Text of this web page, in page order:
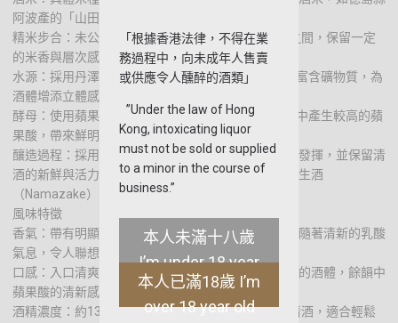
阿波產的「山田錦」或神奈川當地米種。
精米步合：未公開，作為純米酒，可能在60%-70%之間，保留一定
的米香與層次感。
水源：採用丹澤山系的伏流水，硬度高達150-160，富含礦物質，為
酒體增添立體感。
酵母：使用蘋果酸酵母 No.77，這種酵母在發酵過程中產生較高的蘋
果酸，帶來鮮明的酸味與果香。
釀造過程：採用低溫發酵技術，確保酵母的特性充分發揮，並保留清
酒的新鮮與活力。未經火入（加熱殺菌）處理，屬於生酒
（Namazake），風味更顯活潑。
風味特徵
香氣：帶有明顯的果香，如青蘋果、柑橘或檸檬，伴隨著清新的乳酸
氣息，令人聯想到果昔或微發酵飲品。
口感：入口清爽，酸度突出，帶有微妙的甘甜與輕盈的酒體，餘韻中
蘋果酸的清新感尤為明顯，活潑而不失平衡。
酒精濃度：約13%-15%（具體未公開），低於一般清酒，適合輕鬆
「根據香港法律，不得在業
務過程中，向未成年人售賣
或供應令人醺醉的酒類」
”Under the law of Hong
Kong, intoxicating liquor
must not be sold or supplied
to a minor in the course of
business.”
本人未滿十八歲
I’m under 18 year
old
本人已滿18歲 I’m
over 18 year old